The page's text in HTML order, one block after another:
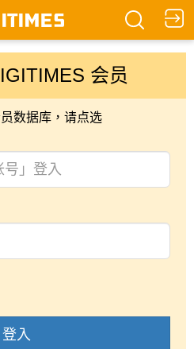
会员
数据库，请点选
登入